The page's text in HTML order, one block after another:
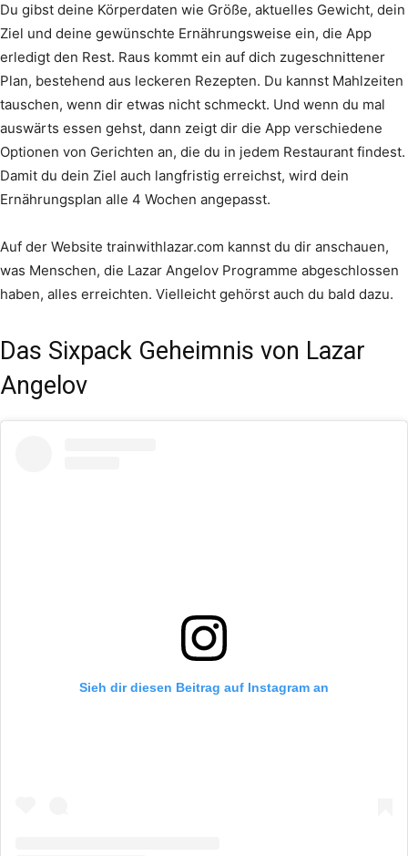
Du gibst deine Körperdaten wie Größe, aktuelles Gewicht, dein
Ziel und deine gewünschte Ernährungsweise ein, die App
erledigt den Rest. Raus kommt ein auf dich zugeschnittener
Plan, bestehend aus leckeren Rezepten. Du kannst Mahlzeiten
tauschen, wenn dir etwas nicht schmeckt. Und wenn du mal
auswärts essen gehst, dann zeigt dir die App verschiedene
Optionen von Gerichten an, die du in jedem Restaurant findest.
Damit du dein Ziel auch langfristig erreichst, wird dein
Ernährungsplan alle 4 Wochen angepasst.
Auf der Website trainwithlazar.com kannst du dir anschauen,
was Menschen, die Lazar Angelov Programme abgeschlossen
haben, alles erreichten. Vielleicht gehörst auch du bald dazu.
Das Sixpack Geheimnis von Lazar
Angelov
Sieh dir diesen Beitrag auf Instagram an